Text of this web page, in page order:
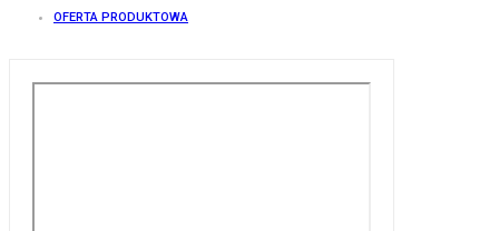
OFERTA PRODUKTOWA